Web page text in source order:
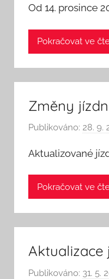
Od 14. prosince
Pokračovat ve
Změny
Publikováno: 28. 9.
Aktualizované
Pokračovat ve
Aktualizace
Publikováno: 31. 5.